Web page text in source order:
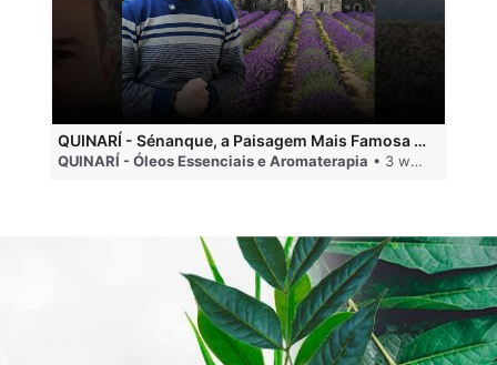
QUINARÍ - Sénanque, a Paisagem Mais Famosa da Aromaterapia
QUINARÍ - Óleos Essenciais e Aromaterapia • 3 weeks ago